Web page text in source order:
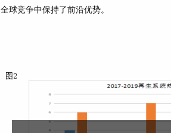
全球竞争中保持了前沿优势。